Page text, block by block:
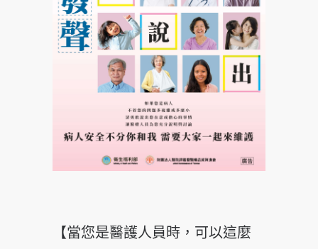
【當您是醫護人員時，可以這麼